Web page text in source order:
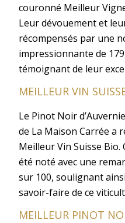
couronné Meilleur
Leur dévouement et
récompensés par une
impressionnante de
témoignant de leur
MEILLEUR VIN
Le Pinot Noir
de La Maison Carrée a
Meilleur Vin Suisse Bio.
été noté avec une
sur 100, soulignant
savoir-faire de ce
MEILLEUR PINOT